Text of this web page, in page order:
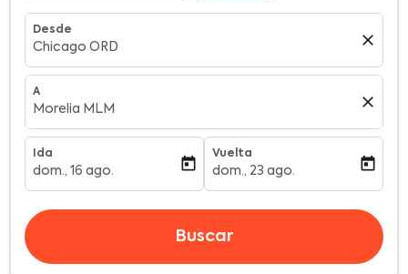
Desde
Chicago ORD close
A
Morelia MLM close
Ida
fc-booking-departure-date-aria-label
dom., 16 ago. today
Vuelta
fc-booking-return-date-aria-
dom., 23 ago. today
Buscar